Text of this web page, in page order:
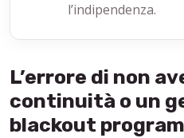
l’indipendenza.
L’errore di non
continuità o un
blackout